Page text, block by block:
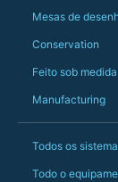
Mesas de
Conservation
Feito sob medida
Manufacturing
Todos os
Todo o